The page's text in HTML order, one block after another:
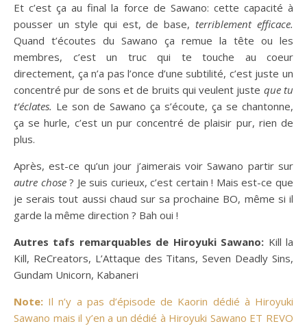
Et c’est ça au final la force de Sawano: cette capacité à
pousser un style qui est, de base,terriblement efficace.
Quand t’écoutes du Sawano ça remue la tête ou les
membres, c’est un truc qui te touche au coeur
directement, ça n’a pas l’once d’une subtilité, c’est juste un
concentré pur de sons et de bruits qui veulent juste que tu
t’éclates. Le son de Sawano ça s’écoute, ça se chantonne,
ça se hurle, c’est un pur concentré de plaisir pur, rien de
plus.
Après, est-ce qu’un jour j’aimerais voir Sawano partir sur
autre chose? Je suis curieux, c’est certain ! Mais est-ce que
je serais tout aussi chaud sur sa prochaine BO, même si il
garde la même direction ? Bah oui !
Autres tafs remarquables de Hiroyuki Sawano: Kill la
Kill, ReCreators, L’Attaque des Titans, Seven Deadly Sins,
Gundam Unicorn, Kabaneri
Note: Il n’y a pas d’épisode de Kaorin dédié à Hiroyuki
Sawano mais il y’en a un dédié à Hiroyuki Sawano ET REVO